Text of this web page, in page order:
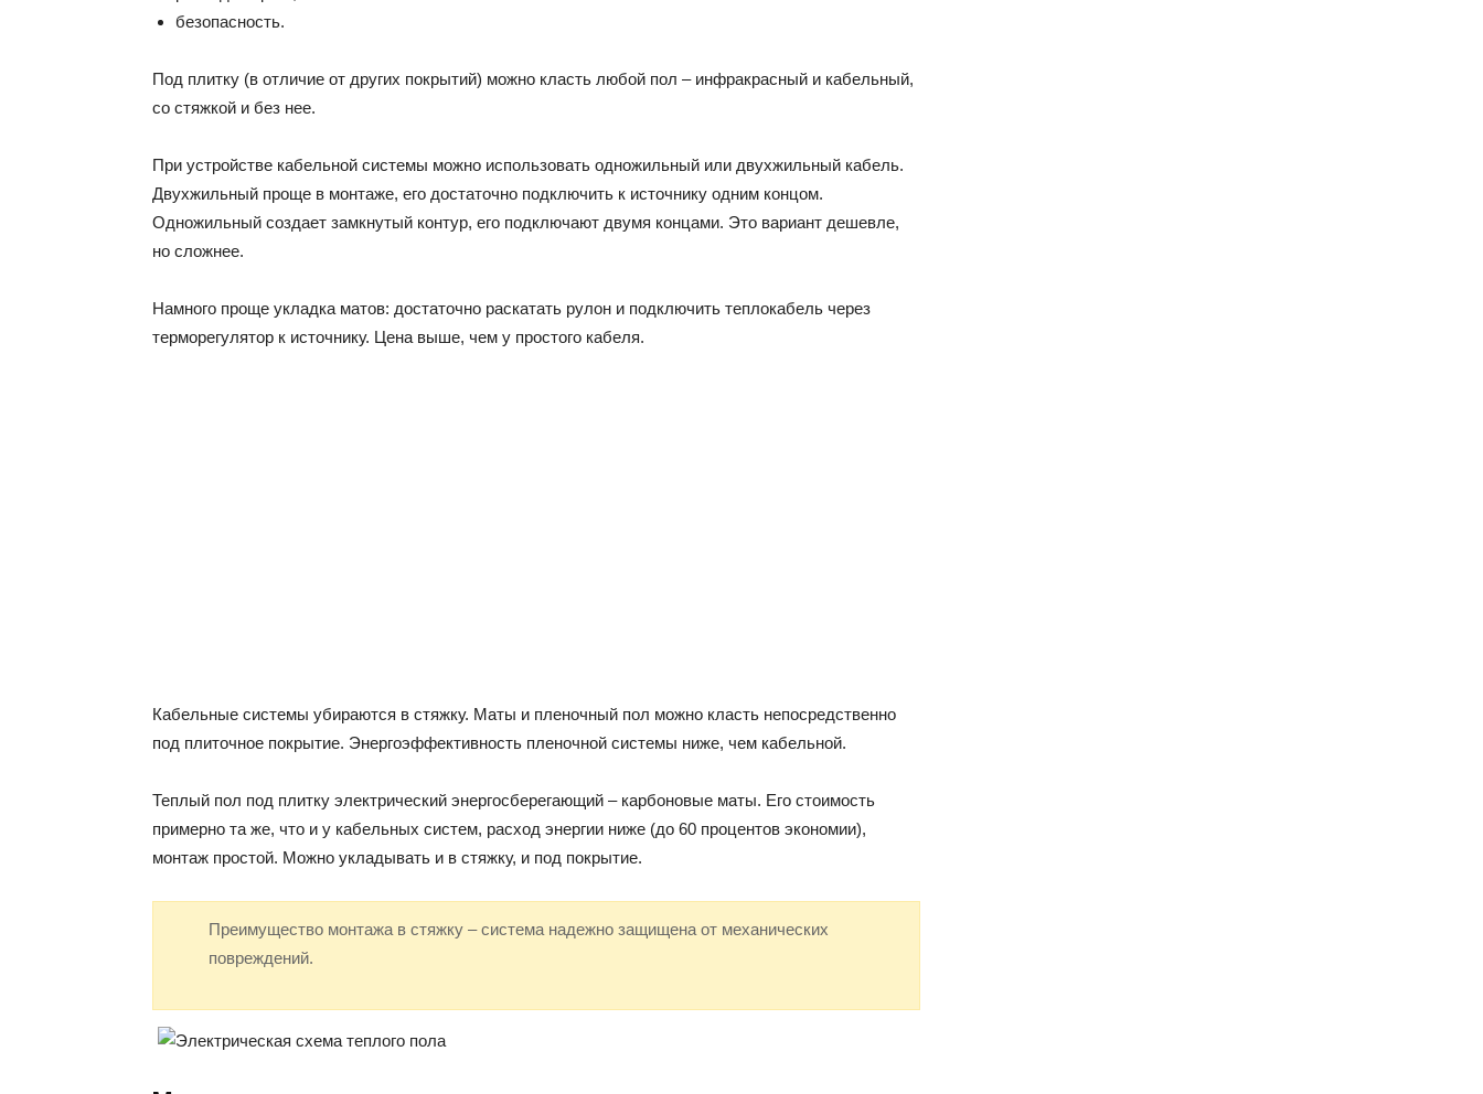
безопасность.
Под плитку (в отличие от других покрытий) можно класть любой пол – инфракрасный и кабельный,
со стяжкой и без нее.
При устройстве кабельной системы можно использовать одножильный или двухжильный кабель.
Двухжильный проще в монтаже, его достаточно подключить к источнику одним концом.
Одножильный создает замкнутый контур, его подключают двумя концами. Это вариант дешевле,
но сложнее.
Намного проще укладка матов: достаточно раскатать рулон и подключить теплокабель через
терморегулятор к источнику. Цена выше, чем у простого кабеля.
Кабельные системы убираются в стяжку. Маты и пленочный пол можно класть непосредственно
под плиточное покрытие. Энергоэффективность пленочной системы ниже, чем кабельной.
Теплый пол под плитку электрический энергосберегающий – карбоновые маты. Его стоимость
примерно та же, что и у кабельных систем, расход энергии ниже (до 60 процентов экономии),
монтаж простой. Можно укладывать и в стяжку, и под покрытие.
Преимущество монтажа в стяжку – система надежно защищена от механических
повреждений.